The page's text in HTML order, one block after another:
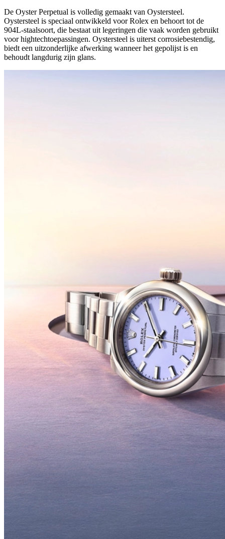
De Oyster Perpetual is volledig gemaakt van Oystersteel.
Oystersteel is speciaal ontwikkeld voor Rolex en behoort tot de
904L-staalsoort, die bestaat uit legeringen die vaak worden gebruikt
voor hightechtoepassingen. Oystersteel is uiterst corrosiebestendig,
biedt een uitzonderlijke afwerking wanneer het gepolijst is en
behoudt langdurig zijn glans.